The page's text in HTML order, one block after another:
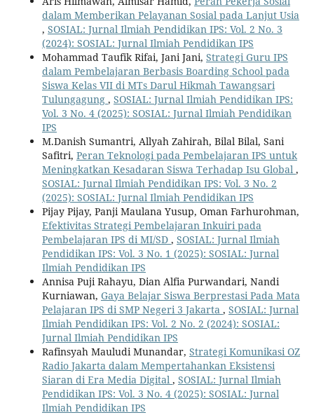
dalam Memberikan Pelayanan Sosial pada Lanjut Usia
, SOSIAL: Jurnal Ilmiah Pendidikan IPS: Vol. 2 No. 3
(2024): SOSIAL: Jurnal Ilmiah Pendidikan IPS
Mohammad Taufik Rifai, Jani Jani, Strategi Guru IPS
dalam Pembelajaran Berbasis Boarding School pada
Siswa Kelas VII di MTs Darul Hikmah Tawangsari
Tulungagung , SOSIAL: Jurnal Ilmiah Pendidikan IPS:
Vol. 3 No. 4 (2025): SOSIAL: Jurnal Ilmiah Pendidikan
IPS
M.Danish Sumantri, Allyah Zahirah, Bilal Bilal, Sani
Safitri, Peran Teknologi pada Pembelajaran IPS untuk
Meningkatkan Kesadaran Siswa Terhadap Isu Global ,
SOSIAL: Jurnal Ilmiah Pendidikan IPS: Vol. 3 No. 2
(2025): SOSIAL: Jurnal Ilmiah Pendidikan IPS
Pijay Pijay, Panji Maulana Yusup, Oman Farhurohman,
Efektivitas Strategi Pembelajaran Inkuiri pada
Pembelajaran IPS di MI/SD , SOSIAL: Jurnal Ilmiah
Pendidikan IPS: Vol. 3 No. 1 (2025): SOSIAL: Jurnal
Ilmiah Pendidikan IPS
Annisa Puji Rahayu, Dian Alfia Purwandari, Nandi
Kurniawan, Gaya Belajar Siswa Berprestasi Pada Mata
Pelajaran IPS di SMP Negeri 3 Jakarta , SOSIAL: Jurnal
Ilmiah Pendidikan IPS: Vol. 2 No. 2 (2024): SOSIAL:
Jurnal Ilmiah Pendidikan IPS
Rafinsyah Mauludi Munandar, Strategi Komunikasi OZ
Radio Jakarta dalam Mempertahankan Eksistensi
Siaran di Era Media Digital , SOSIAL: Jurnal Ilmiah
Pendidikan IPS: Vol. 3 No. 4 (2025): SOSIAL: Jurnal
Ilmiah Pendidikan IPS